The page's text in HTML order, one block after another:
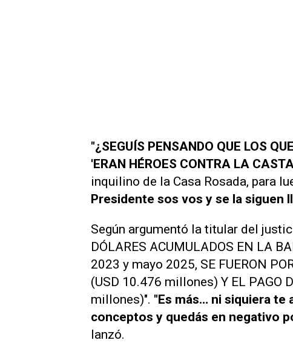
"¿SEGUÍS PENSANDO QUE LOS
'ERAN HÉROES CONTRA LA
inquilino de la Casa Rosada, para
Presidente sos vos y se la siguen
Según argumentó la titular del
DÓLARES ACUMULADOS EN LA
2023 y mayo 2025, SE FUERON
(USD 10.476 millones) Y EL PAGO
millones)". "Es más… ni siquiera te
conceptos y quedás en negativo
lanzó.